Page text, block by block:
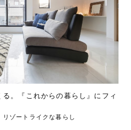
る。『これからの暮らし』にフィ
リゾートライクな暮らし